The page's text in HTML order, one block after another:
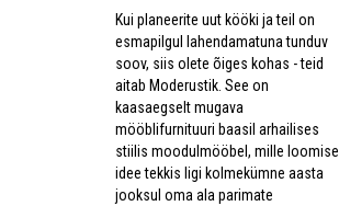
Kui planeerite uut kööki ja teil on
esmapilgul lahendamatuna tunduv
soov, siis olete õiges kohas - teid
aitab Moderustik. See on
kaasaegselt mugava
mööblifurnituuri baasil arhailises
stiilis moodulmööbel, mille loomise
idee tekkis ligi kolmekümne aasta
jooksul oma ala parimate